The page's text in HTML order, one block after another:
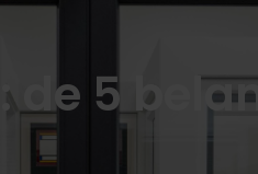
de 5